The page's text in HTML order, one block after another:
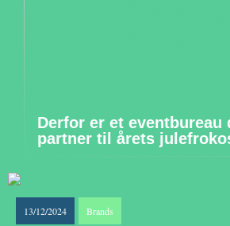
Derfor er et eventbureau
partner til årets
13/12/2024 Brands